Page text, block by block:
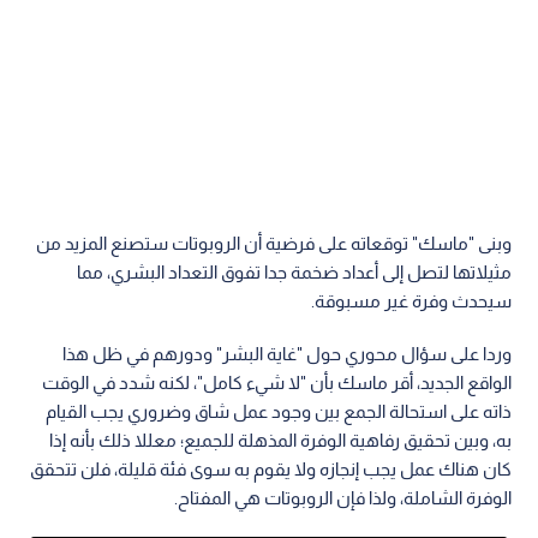
وبنى "ماسك" توقعاته على فرضية أن الروبوتات ستصنع المزيد من
مثيلاتها لتصل إلى أعداد ضخمة جدا تفوق التعداد البشري، مما
سيحدث وفرة غير مسبوقة.
وردا على سؤال محوري حول "غاية البشر" ودورهم في ظل هذا
الواقع الجديد، أقر ماسك بأن "لا شيء كامل"، لكنه شدد في الوقت
ذاته على استحالة الجمع بين وجود عمل شاق وضروري يجب القيام
به، وبين تحقيق رفاهية الوفرة المذهلة للجميع؛ معللا ذلك بأنه إذا
كان هناك عمل يجب إنجازه ولا يقوم به سوى فئة قليلة، فلن تتحقق
الوفرة الشاملة، ولذا فإن الروبوتات هي المفتاح.